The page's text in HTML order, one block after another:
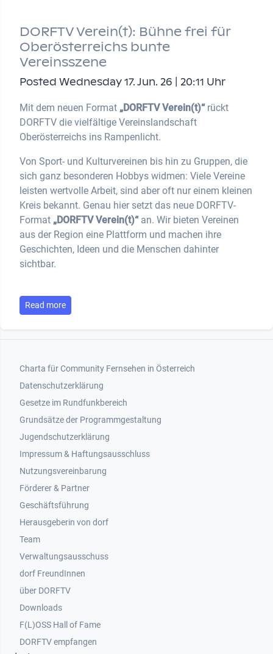
DORFTV Verein(t): Bühne frei für
Oberösterreichs bunte
Vereinsszene
Posted Wednesday 17. Jun. 26 | 20:11 Uhr
Mit dem neuen Format „DORFTV Verein(t)“rückt
DORFTV die vielfältige Vereinslandschaft
Oberösterreichs ins Rampenlicht.
Von Sport- und Kulturvereinen bis hin zu Gruppen, die
sich ganz besonderen Hobbys widmen: Viele Vereine
leisten wertvolle Arbeit, sind aber oft nur einem kleinen
Kreis bekannt. Genau hier setzt das neue DORFTV-
Format „DORFTV Verein(t)“an. Wir bieten Vereinen
aus der Region eine Plattform und machen ihre
Geschichten, Ideen und die Menschen dahinter
sichtbar.
Read more
Footer 1
Charta für Community Fernsehen in Österreich
Datenschutzerklärung
Gesetze im Rundfunkbereich
Grundsätze der Programmgestaltung
Jugendschutzerklärung
Impressum & Haftungsausschluss
Nutzungsvereinbarung
Footer 2
Förderer & Partner
Geschäftsführung
Herausgeberin von dorf
Team
Verwaltungsausschuss
dorf FreundInnen
Footer 3
über DORFTV
Downloads
F(L)OSS Hall of Fame
Footer 4
DORFTV empfangen